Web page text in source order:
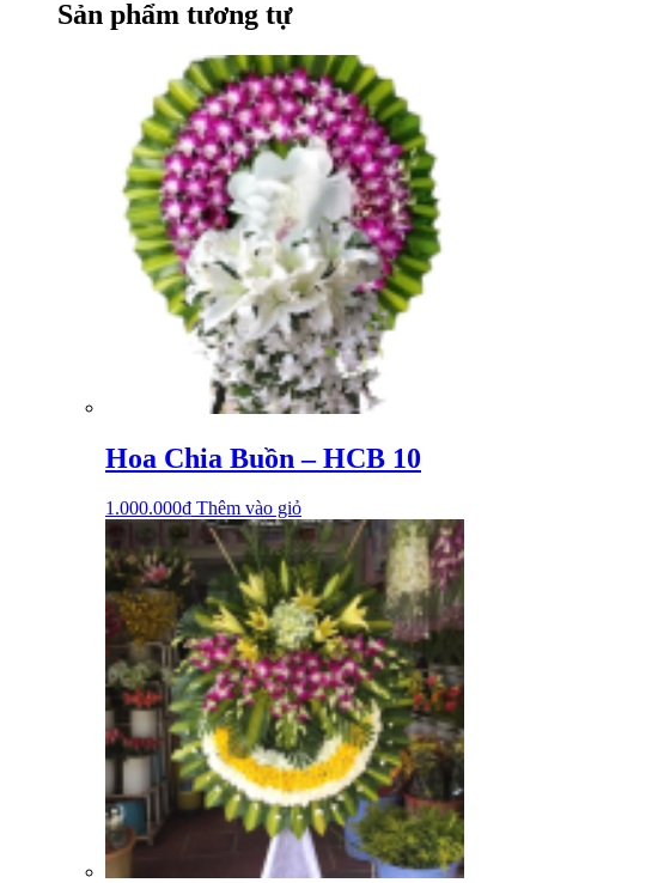
Sản phẩm tương tự
Hoa Chia Buồn – HCB 10
1.000.000₫ Thêm vào giỏ